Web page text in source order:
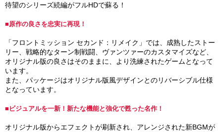
待望のシリーズ続編がフルHDで蘇る！
■原作の良さを忠実に再現！
「フロントミッション セカンド：リメイク」では、成熟したストー
リー、戦略的なターン制戦闘、ヴァンツァーのカスタマイズなど、
オリジナル版の良さはそのままに、より洗練されたゲームとなって
います。
また、パッケージはオリジナル版風デザインとのリバーシブル仕様
となっています。
■ビジュアルを一新！新たな機能と強化で甦った名作！
オリジナル版からエフェクトが刷新され、アレンジされた新BGMが